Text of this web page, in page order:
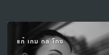
แก้ เกม กล โกง